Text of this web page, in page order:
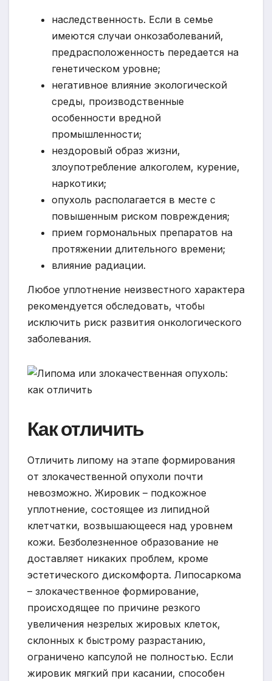
наследственность. Если в семье
имеются случаи онкозаболеваний,
предрасположенность передается на
генетическом уровне;
негативное влияние экологической
среды, производственные
особенности вредной
промышленности;
нездоровый образ жизни,
злоупотребление алкоголем, курение,
наркотики;
опухоль располагается в месте с
повышенным риском повреждения;
прием гормональных препаратов на
протяжении длительного времени;
влияние радиации.
Любое уплотнение неизвестного характера
рекомендуется обследовать, чтобы
исключить риск развития онкологического
заболевания.
Как отличить
Отличить липому на этапе формирования
от злокачественной опухоли почти
невозможно. Жировик – подкожное
уплотнение, состоящее из липидной
клетчатки, возвышающееся над уровнем
кожи. Безболезненное образование не
доставляет никаких проблем, кроме
эстетического дискомфорта. Липосаркома
– злокачественное формирование,
происходящее по причине резкого
увеличения незрелых жировых клеток,
склонных к быстрому разрастанию,
ограничено капсулой не полностью. Если
жировик мягкий при касании, способен